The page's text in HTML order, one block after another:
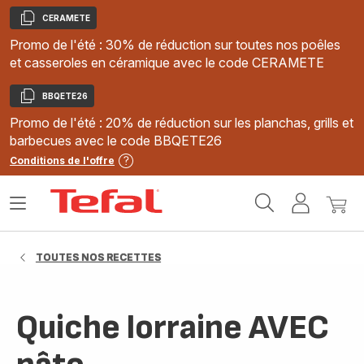
Copier
CERAMETE
Promo de l'été : 30% de réduction sur toutes nos poêles
et casseroles en céramique avec le code CERAMETE
Copier
BBQETE26
Promo de l'été : 20% de réduction sur les planchas, grills et
barbecues avec le code BBQETE26
Conditions de l'offre
MonMon
Ouvrir
TOUTES NOS RECETTES
Quiche lorraine AVEC